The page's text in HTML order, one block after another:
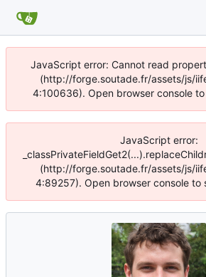
JavaScript error: Cannot read
(http://forge.soutade.fr/assets/js/
4:100636). Open browser console
JavaScript error:
(http://forge.soutade.fr/assets/js/
4:89257). Open browser console to